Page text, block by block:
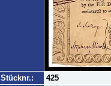
Stücknr.:
425